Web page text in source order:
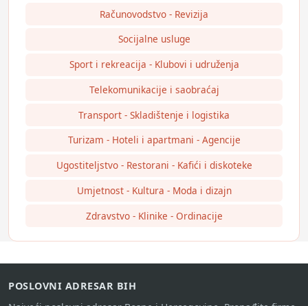
Računovodstvo - Revizija
Socijalne usluge
Sport i rekreacija - Klubovi i udruženja
Telekomunikacije i saobraćaj
Transport - Skladištenje i logistika
Turizam - Hoteli i apartmani - Agencije
Ugostiteljstvo - Restorani - Kafići i diskoteke
Umjetnost - Kultura - Moda i dizajn
Zdravstvo - Klinike - Ordinacije
POSLOVNI ADRESAR BIH